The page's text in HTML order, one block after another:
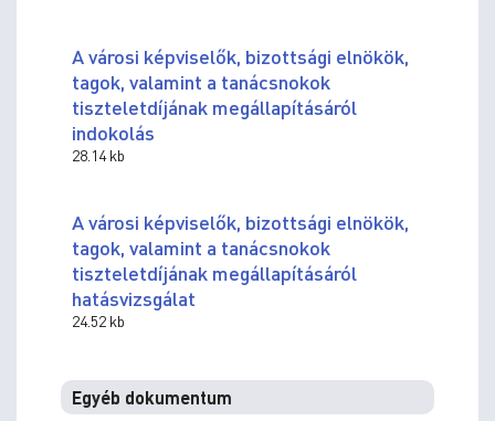
A városi képviselők, bizottsági elnökök,
tagok, valamint a tanácsnokok
tiszteletdíjának megállapításáról
indokolás
28.14 kb
A városi képviselők, bizottsági elnökök,
tagok, valamint a tanácsnokok
tiszteletdíjának megállapításáról
hatásvizsgálat
24.52 kb
Egyéb dokumentum